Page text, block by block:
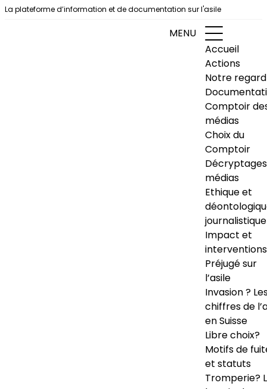
Aller au contenu
La plateforme d’information et de documentation sur l'asile
MENU
Accueil
Actions
Notre regard
Comptoir
médias
Choix du
Comptoir
Décryptages
médias
Ethique et
journalistique
Impact et
interventions
Préjugé sur
l’asile
Invasion ?
chiffres de
en Suisse
Libre choix?
Motifs de
et statuts
Tromperie?